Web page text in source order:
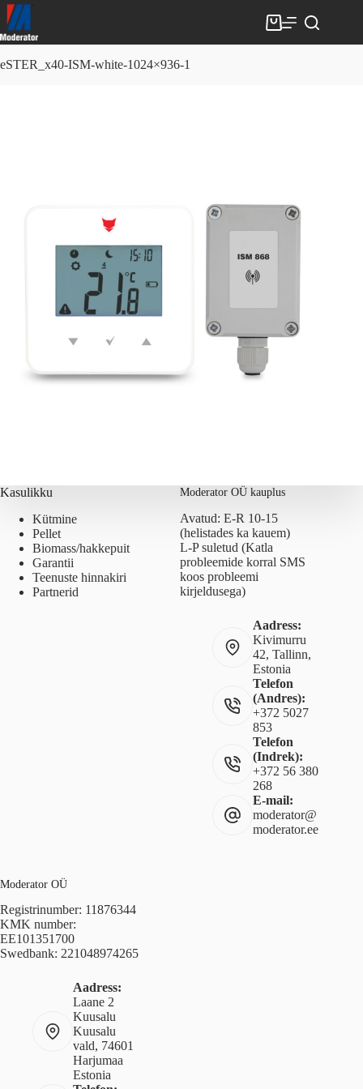
Skip
to
content
Shopping
cart
eSTER_x40-ISM-white-1024×936-1
Kasulikku
Kütmine
Pellet
Biomass/hakkepuit
Garantii
Teenuste hinnakiri
Partnerid
Moderator OÜ kauplus
Avatud: E-R 10-15
(helistades ka kauem)
L-P suletud (Katla
probleemide korral SMS
koos probleemi
kirjeldusega)
Aadress:
Kivimurru
42, Tallinn,
Estonia
Telefon
(Andres):
+372 5027
853
Telefon
(Indrek):
+372 56 380
268
E-mail:
moderator@
moderator.ee
Moderator OÜ
Registrinumber: 11876344
KMK number:
EE101351700
Swedbank: 221048974265
Aadress:
Laane 2
Kuusalu
Kuusalu
vald, 74601
Harjumaa
Estonia